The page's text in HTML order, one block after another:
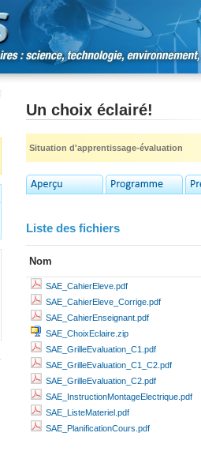
Un choix éclairé!
Situation d'apprentissage-évaluation
Liste des fichiers
Nom
SAE_CahierEleve.pdf
SAE_CahierEleve_Corrige.pdf
SAE_CahierEnseignant.pdf
SAE_ChoixEclaire.zip
SAE_GrilleEvaluation_C1.pdf
SAE_GrilleEvaluation_C1_C2.pdf
SAE_GrilleEvaluation_C2.pdf
SAE_InstructionMontageElectrique.pdf
SAE_ListeMateriel.pdf
SAE_PlanificationCours.pdf